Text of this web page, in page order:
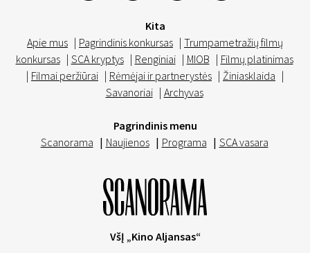
Kita
Apie mus | Pagrindinis konkursas | Trumpametražių filmų
konkursas | SCA kryptys | Renginiai | MIOB | Filmų platinimas
| Filmai peržiūrai | Rėmėjai ir partnerystės | Žiniasklaida |
Savanoriai | Archyvas
Pagrindinis menu
Scanorama | Naujienos | Programa | SCA vasara
VšĮ „Kino Aljansas“